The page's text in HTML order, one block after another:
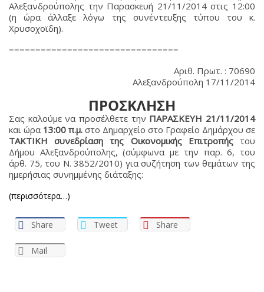
Αλεξανδρούπολης την Παρασκευή 21/11/2014 στις 12:00
(η ώρα άλλαξε λόγω της συνέντευξης τύπου του κ.
Χρυσοχοϊδη).
================================
Αριθ. Πρωτ. : 70690
Αλεξανδρούπολη 17/11/2014
ΠΡΟΣΚΛΗΣΗ
Σας καλούμε να προσέλθετε την ΠΑΡΑΣΚΕΥΗ 21/11/2014
και ώρα 13:00 π.μ. στο Δημαρχείο στο Γραφείο Δημάρχου σε
ΤΑΚΤΙΚΗ συνεδρίαση της Οικονομικής Επιτροπήςτου
Δήμου Αλεξανδρούπολης, (σύμφωνα με την παρ. 6, του
άρθ. 75, του Ν. 3852/2010) για συζήτηση των θεμάτων της
ημερήσιας συνημμένης διάταξης:
(περισσότερα…)
Share Tweet Share
Mail